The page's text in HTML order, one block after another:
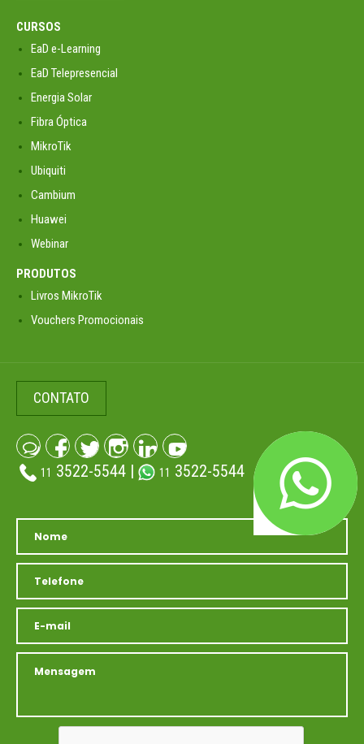
CURSOS
EaD e-Learning
EaD Telepresencial
Energia Solar
Fibra Óptica
MikroTik
Ubiquiti
Cambium
Huawei
Webinar
PRODUTOS
Livros MikroTik
Vouchers Promocionais
CONTATO
11 3522-5544 | 11 3522-5544
(atendimento whatsapp)